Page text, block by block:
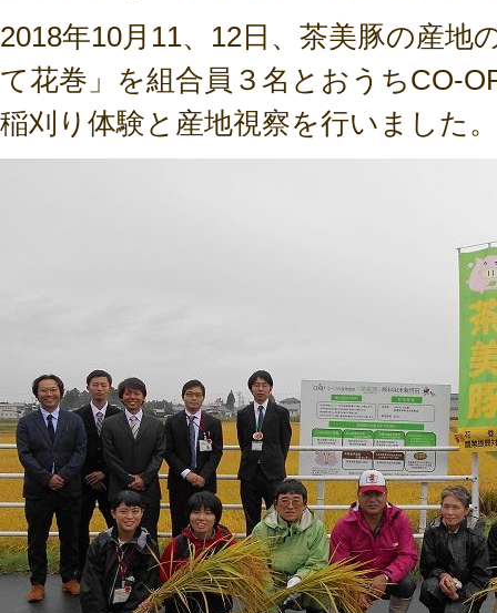
2018年10月11、12日、茶美豚の産地
て花巻」を組合員３名とおうちCO-
稲刈り体験と産地視察を行いました。